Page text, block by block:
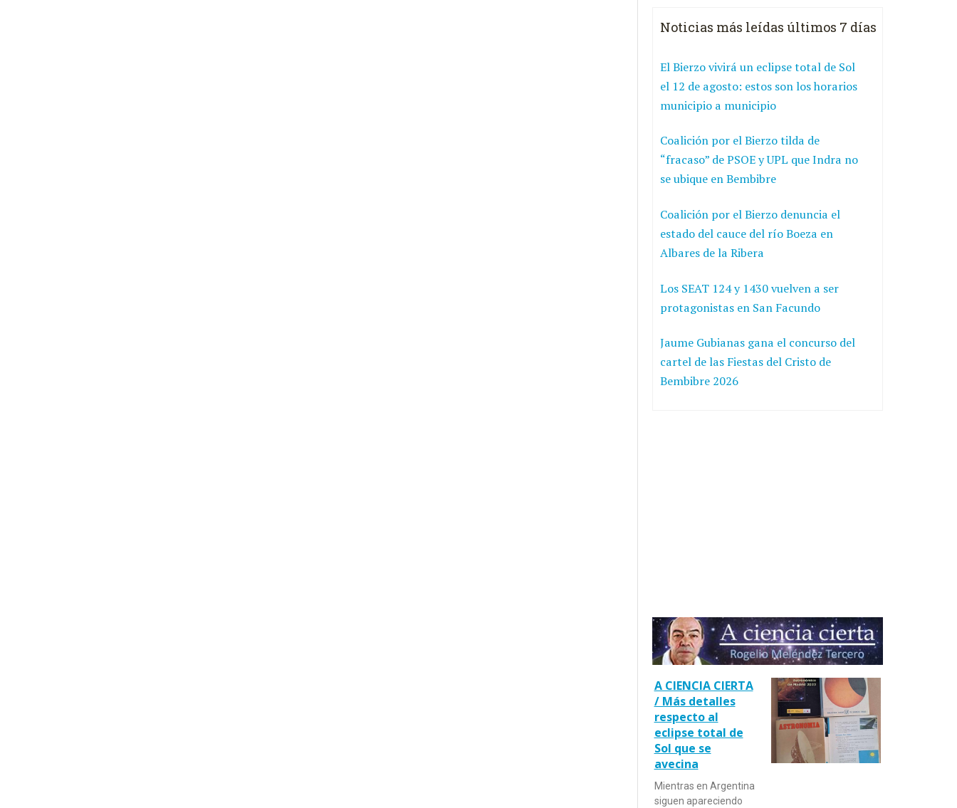
Noticias más leídas últimos 7 días
El Bierzo vivirá un eclipse total de Sol
el 12 de agosto: estos son los horarios
municipio a municipio
Coalición por el Bierzo tilda de
“fracaso” de PSOE y UPL que Indra no
se ubique en Bembibre
Coalición por el Bierzo denuncia el
estado del cauce del río Boeza en
Albares de la Ribera
Los SEAT 124 y 1430 vuelven a ser
protagonistas en San Facundo
Jaume Gubianas gana el concurso del
cartel de las Fiestas del Cristo de
Bembibre 2026
A CIENCIA CIERTA
/ Más detalles
respecto al
eclipse total de
Sol que se
avecina
Mientras en Argentina
siguen apareciendo